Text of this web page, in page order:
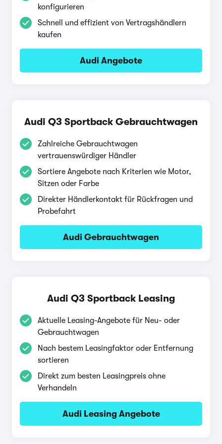
konfigurieren
Schnell und effizient von Vertragshändlern
kaufen
Audi Angebote
Audi Q3 Sportback Gebrauchtwagen
Zahlreiche Gebrauchtwagen
vertrauenswürdiger Händler
Sortiere Angebote nach Kriterien wie Motor,
Sitzen oder Farbe
Direkter Händlerkontakt für Rückfragen und
Probefahrt
Audi Gebrauchtwagen
Audi Q3 Sportback Leasing
Aktuelle Leasing-Angebote für Neu- oder
Gebrauchtwagen
Nach bestem Leasingfaktor oder Entfernung
sortieren
Direkt zum besten Leasingpreis ohne
Verhandeln
Audi Leasing Angebote